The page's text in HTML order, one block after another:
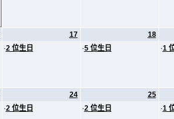
17
·2 位生日
18
·5 位生日 ·1
24
·2 位生日
25
·2 位生日 ·1